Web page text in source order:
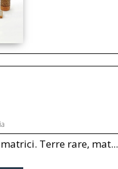
Terre rare, mat...